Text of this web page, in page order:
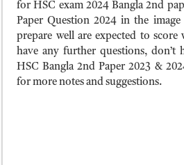
দিনাজপুর বোর্ড এইচএসসি রেজাল্ট ২০২৫ –
সিলেট বোর্ড এইচএসসি রেজাল্ট ২০২৫ –
for HSC exam 2024 Bangla 2nd
Paper Question 2024 in the image
prepare well are expected to
have any further questions, don’t
HSC Bangla 2nd Paper 2023 &
for more notes and suggestions.